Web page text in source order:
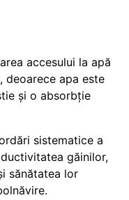
accesului la apă
deoarece apa este
și o absorbție
sistematice a
găinilor,
sănătatea lor